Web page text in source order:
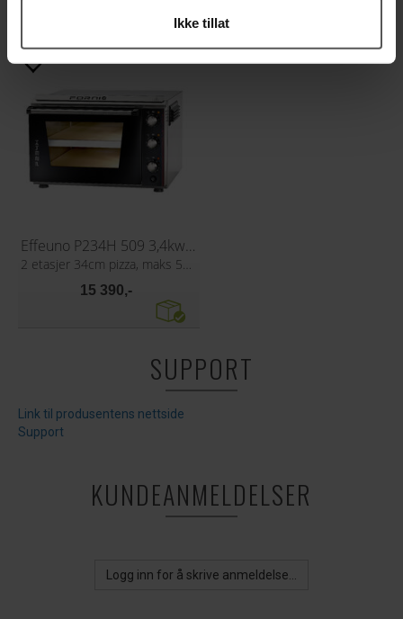
Ikke tillat
Effeuno P234H 509 3,4kw Pizzaovn
2 etasjer 34cm pizza, maks 509°C
15 390,-
SUPPORT
Link til produsentens nettside
Support
KUNDEANMELDELSER
Logg inn for å skrive anmeldelse...